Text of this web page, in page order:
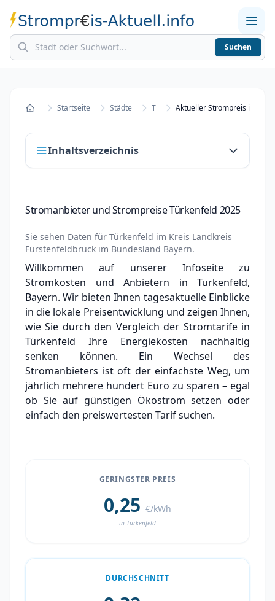
Home
Stromkosten berechnen
Suchen
StartseiteStartseite Städte T Aktueller Strompreis in
Inhaltsverzeichnis
2025
Stromanbieter wechseln in Türkenfeld
Strompreisvergleich Türkenfeld 2025
Grundversorger Türkenfeld
Experten-Analyse: Strommarkt in Türkenfeld
Aktueller Strompreis in Türkenfeld
Stromanbieter in der Nähe von Türkenfeld
Ortsteile in Türkenfeld
Stromanbieter und Strompreise Türkenfeld 2025
Sie sehen Daten für Türkenfeld im Kreis Landkreis
Fürstenfeldbruck im Bundesland Bayern.
Willkommen auf unserer Infoseite zu
Stromkosten und Anbietern in Türkenfeld,
Bayern. Wir bieten Ihnen tagesaktuelle Einblicke
in die lokale Preisentwicklung und zeigen Ihnen,
wie Sie durch den Vergleich der Stromtarife in
Türkenfeld Ihre Energiekosten nachhaltig
senken können. Ein Wechsel des
Stromanbieters ist oft der einfachste Weg, um
jährlich mehrere hundert Euro zu sparen – egal
ob Sie auf günstigen Ökostrom setzen oder
einfach den preiswertesten Tarif suchen.
GERINGSTER PREIS
0,25 €/kWh
in Türkenfeld
DURCHSCHNITT